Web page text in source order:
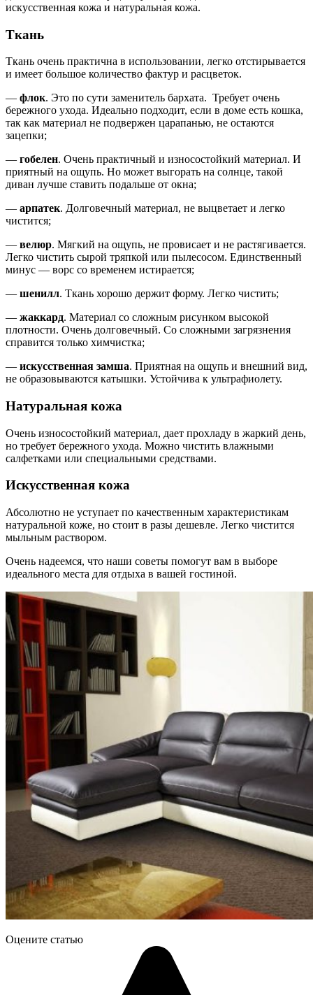
искусственная кожа и натуральная кожа.
Ткань
Ткань очень практична в использовании, легко отстирывается
и имеет большое количество фактур и расцветок.
— флок. Это по сути заменитель бархата. Требует очень
бережного ухода. Идеально подходит, если в доме есть кошка,
так как материал не подвержен царапанью, не остаются
зацепки;
— гобелен. Очень практичный и износостойкий материал. И
приятный на ощупь. Но может выгорать на солнце, такой
диван лучше ставить подальше от окна;
— арпатек. Долговечный материал, не выцветает и легко
чистится;
— велюр. Мягкий на ощупь, не провисает и не растягивается.
Легко чистить сырой тряпкой или пылесосом. Единственный
минус — ворс со временем истирается;
— шенилл. Ткань хорошо держит форму. Легко чистить;
— жаккард. Материал со сложным рисунком высокой
плотности. Очень долговечный. Со сложными загрязнения
справится только химчистка;
— искусственная замша. Приятная на ощупь и внешний вид,
не образовываются катышки. Устойчива к ультрафиолету.
Натуральная кожа
Очень износостойкий материал, дает прохладу в жаркий день,
но требует бережного ухода. Можно чистить влажными
салфетками или специальными средствами.
Искусственная кожа
Абсолютно не уступает по качественным характеристикам
натуральной коже, но стоит в разы дешевле. Легко чистится
мыльным раствором.
Очень надеемся, что наши советы помогут вам в выборе
идеального места для отдыха в вашей гостиной.
Оцените статью